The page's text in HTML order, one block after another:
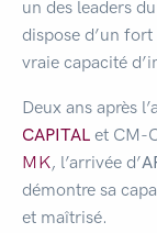
un des leaders
dispose d’un
vraie capacité
Deux ans après
CAPITAL et CM-
MK, l’arrivée d’
démontre sa
et maîtrisé.